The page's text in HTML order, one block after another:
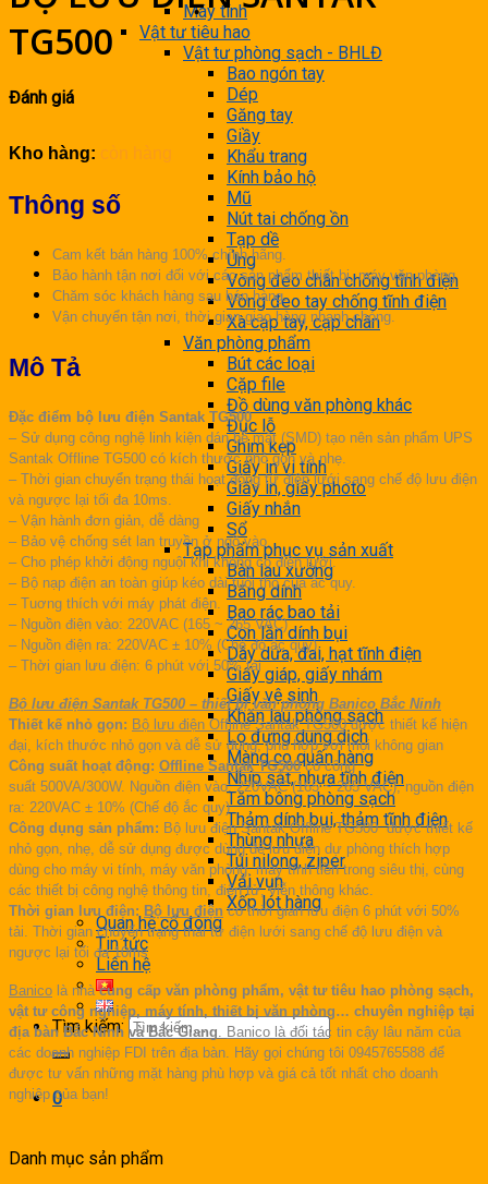
Máy tính
Vật tư tiêu hao
Vật tư phòng sạch - BHLĐ
Bao ngón tay
Dép
Găng tay
Giầy
Khẩu trang
Kính bảo hộ
Mũ
Nút tai chống ồn
Tạp dề
Ủng
Vòng đeo chân chống tĩnh điện
Vòng đeo tay chống tĩnh điện
Xà cạp tay, cạp chân
Văn phòng phẩm
Bút các loại
Cặp file
Đồ dùng văn phòng khác
Đục lỗ
Ghim kẹp
Giấy in vi tính
Giấy in, giấy photo
Giấy nhắn
Sổ
Tạp phẩm phục vụ sản xuất
Bàn lau xưởng
Băng dính
Bao rác bao tải
Con lăn dính bụi
Dây dứa, đai, hạt tĩnh điện
Giấy giáp, giấy nhám
Giấy vệ sinh
Khăn lau phòng sạch
Lọ đựng dung dịch
Màng co quấn hàng
Nhíp sắt, nhựa tĩnh điện
Tăm bông phòng sạch
Thảm dính bụi, thảm tĩnh điện
Thùng nhựa
Túi nilong, ziper
Vải vụn
Xốp lót hàng
Quan hệ cổ đông
Tin tức
Liên hệ
Tìm kiếm:
0
TG500
Đánh giá
Kho hàng: còn hàng
Thông số
Cam kết bán hàng 100% chính hãng.
Bảo hành tận nơi đối với các sản phẩm thiết bị, máy văn phòng
Chăm sóc khách hàng sau bán hàng.
Vận chuyển tận nơi, thời gian giao hàng nhanh chóng.
Mô Tả
Đặc điểm bộ lưu điện Santak TG500
– Sử dụng công nghệ linh kiện dán bề mặt (SMD) tạo nên sản phẩm UPS
Santak Offline TG500 có kích thước nhỏ gọn và nhẹ.
– Thời gian chuyển trạng thái hoạt động từ điện lưới sang chế độ lưu điện
và ngược lại tối đa 10ms.
– Vận hành đơn giản, dễ dàng
– Bảo vệ chống sét lan truyền ở ngõ vào.
– Cho phép khởi động nguội khi không có điện lưới.
– Bộ nạp điện an toàn giúp kéo dài tuổi thọ của ắc quy.
– Tuơng thích với máy phát điện.
– Nguồn điện vào: 220VAC (165 ~ 265 VAC)
– Nguồn điện ra: 220VAC ± 10% (Chế độ ắc quy).
– Thời gian lưu điện: 6 phút với 50% tải
Bộ lưu điện Santak TG500 – thiết bị văn phòng Banico Bắc Ninh
Thiết kế nhỏ gọn: Bộ lưu điện Offline Santak TG500được thiết kế hiện
đại, kích thước nhỏ gọn và dễ sử dụng, phù hợp với mọi không gian
Công suất hoạt động: Offline Santak TG500có công
suất 500VA/300W. Nguồn điện vào: 220VAC (165 ~ 265 VAC), nguồn điện
ra: 220VAC ± 10% (Chế độ ắc quy)
Công dụng sản phẩm: Bộ lưu điện Santak Offline TG500 được thiết kế
nhỏ gọn, nhẹ, dễ sử dụng được dùng để lưu điện dự phòng thích hợp
dùng cho máy vi tính, máy văn phòng, máy tính tiền trong siêu thị, cùng
các thiết bị công nghệ thông tin, điện tử, viễn thông khác.
Thời gian lưu điện: Bộ lưu điện có thời gian lưu điện 6 phút với 50%
tải. Thời gian chuyển trạng thái từ điện lưới sang chế độ lưu điện và
ngược lại tối đa 10ms
Banico là nhàcung cấp văn phòng phẩm, vật tư tiêu hao phòng sạch,
vật tư công nghiệp, máy tính, thiết bị văn phòng… chuyên nghiệp tại
địa bàn Bắc Ninh và Bắc Giang
Banico là đối tác tin cậy lâu năm của
các doanh nghiệp FDI trên địa bàn. Hãy gọi chúng tôi 0945765588 để
được tư vấn những mặt hàng phù hợp và giá cả tốt nhất cho doanh
nghiệp của bạn!
Danh mục sản phẩm